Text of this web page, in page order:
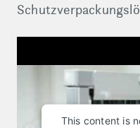
This content is